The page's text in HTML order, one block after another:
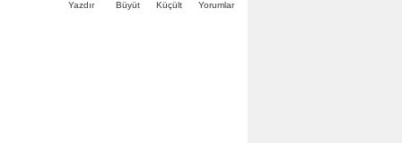
Yazdır Büyüt Küçült Yorumlar